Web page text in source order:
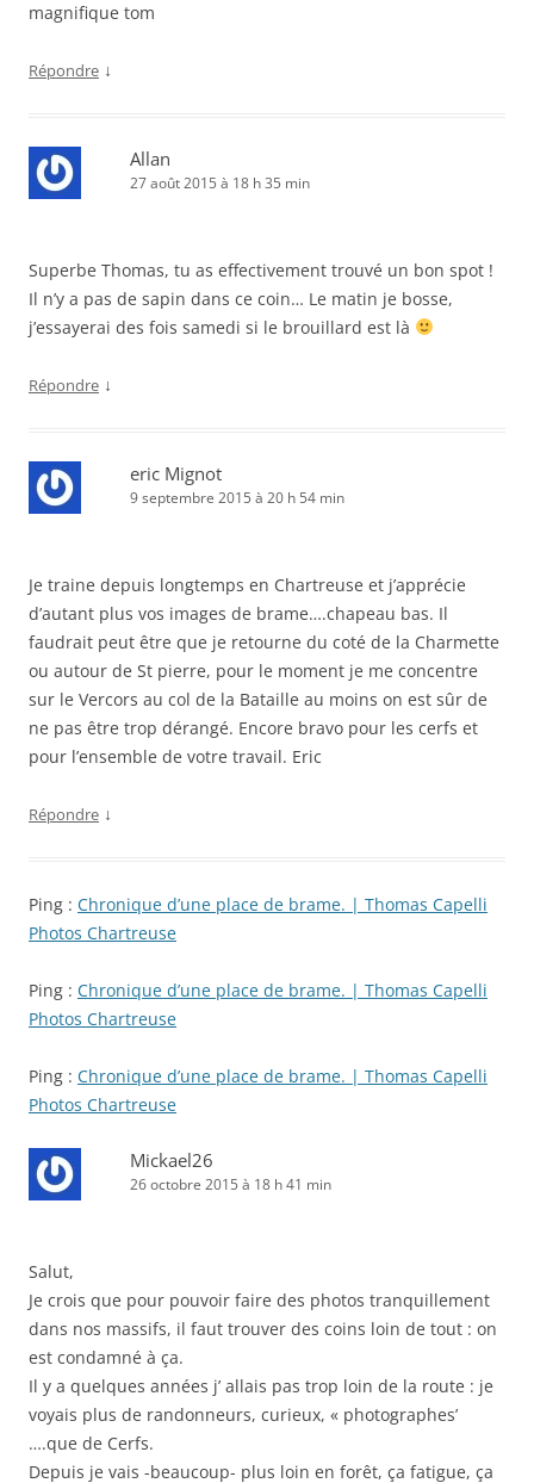
magnifique tom
Répondre ↓
Allan
27 août 2015 à 18 h 35 min
Superbe Thomas, tu as effectivement trouvé un bon spot !
Il n’y a pas de sapin dans ce coin… Le matin je bosse,
j’essayerai des fois samedi si le brouillard est là
Répondre ↓
eric Mignot
9 septembre 2015 à 20 h 54 min
Je traine depuis longtemps en Chartreuse et j’apprécie
d’autant plus vos images de brame….chapeau bas. Il
faudrait peut être que je retourne du coté de la Charmette
ou autour de St pierre, pour le moment je me concentre
sur le Vercors au col de la Bataille au moins on est sûr de
ne pas être trop dérangé. Encore bravo pour les cerfs et
pour l’ensemble de votre travail. Eric
Répondre ↓
Ping : Chronique d’une place de brame. | Thomas Capelli
Photos Chartreuse
Ping : Chronique d’une place de brame. | Thomas Capelli
Photos Chartreuse
Ping : Chronique d’une place de brame. | Thomas Capelli
Photos Chartreuse
Mickael26
26 octobre 2015 à 18 h 41 min
Salut,
Je crois que pour pouvoir faire des photos tranquillement
dans nos massifs, il faut trouver des coins loin de tout : on
est condamné à ça.
Il y a quelques années j’ allais pas trop loin de la route : je
voyais plus de randonneurs, curieux, « photographes’
….que de Cerfs.
Depuis je vais -beaucoup- plus loin en forêt, ça fatigue, ça